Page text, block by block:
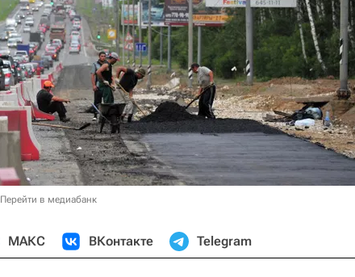
Перейти в медиабанк
МАКС ВКонтакте Telegram